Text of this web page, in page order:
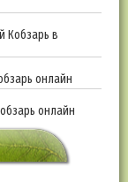
Кобзарь в
онлайн
онлайн